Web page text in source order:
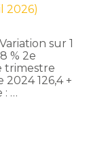
2026)
sur 1
% 2e
trimestre
2024 126,4 +
: …